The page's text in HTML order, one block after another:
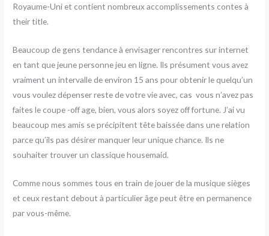
Royaume-Uni et contient nombreux accomplissements contes à
their title.
Beaucoup de gens tendance à envisager rencontres sur internet
en tant que jeune personne jeu en ligne. Ils présument vous avez
vraiment un intervalle de environ 15 ans pour obtenir le quelqu’un
vous voulez dépenser reste de votre vie avec, cas ​​ vous n’avez pas
faites le coupe -off age, bien, vous alors soyez off fortune. J’ai vu
beaucoup mes amis se précipitent tête baissée dans une relation
parce qu’ils pas désirer manquer leur unique chance. Ils ne
souhaiter trouver un classique housemaid.
Comme nous sommes tous en train de jouer de la musique sièges
et ceux restant debout à particulier âge peut être en permanence
par vous-même.